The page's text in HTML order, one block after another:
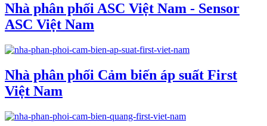
Nhà phân phối ASC Việt Nam - Sensor
ASC Việt Nam
Nhà phân phối Cảm biến áp suất First
Việt Nam